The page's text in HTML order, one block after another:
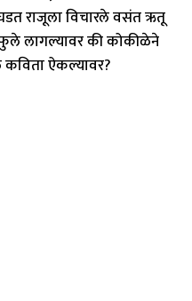
राजूला विचारले वसंत ऋतू
लागल्यावर की कोकीळेने
ऐकल्यावर?